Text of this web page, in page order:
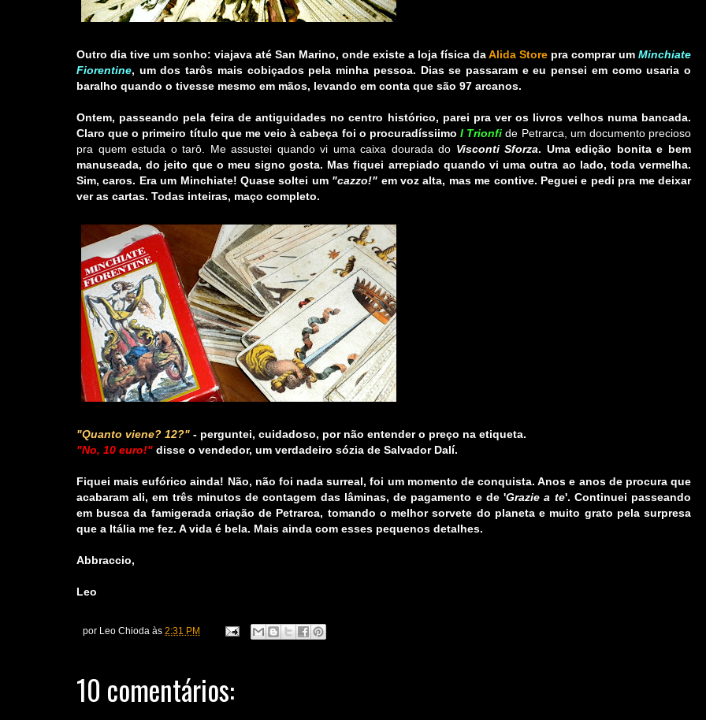
Outro dia tive um sonho: viajava até San Marino, onde existe a loja física daAlida Store pra comprar um Minchiate
Fiorentine, um dos tarôs mais cobiçados pela minha pessoa. Dias se passaram e eu pensei em como usaria o
baralho quando o tivesse mesmo em mãos, levando em conta que são 97 arcanos.
Ontem, passeando pela feira de antiguidades no centro histórico, parei pra ver os livros velhos numa bancada.
Claro que o primeiro título que me veio à cabeça foi o procuradíssiimoI Trionfi de Petrarca, um documento precioso
pra quem estuda o tarô. Me assustei quando vi uma caixa dourada do Visconti Sforza. Uma edição bonita e bem
manuseada, do jeito que o meu signo gosta. Mas fiquei arrepiado quando vi uma outra ao lado, toda vermelha.
Sim, caros. Era um Minchiate! Quase soltei um "cazzo!" em voz alta, mas me contive. Peguei e pedi pra me deixar
ver as cartas. Todas inteiras, maço completo.
"Quanto viene? 12?" - perguntei, cuidadoso, por não entender o preço na etiqueta.
"No, 10 euro!" disse o vendedor, um verdadeiro sózia de Salvador Dalí.
Fiquei mais eufórico ainda! Não, não foi nada surreal, foi um momento de conquista. Anos e anos de procura que
acabaram ali, em três minutos de contagem das lâminas, de pagamento e de 'Grazie a te'. Continuei passeando
em busca da famigerada criação de Petrarca, tomando o melhor sorvete do planeta e muito grato pela surpresa
que a Itália me fez. A vida é bela. Mais ainda com esses pequenos detalhes.
Abbraccio,
Leo
por Leo Chioda às 2:31 PM
10 comentários: